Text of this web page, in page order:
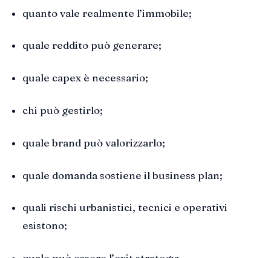
quanto vale realmente l’immobile;
quale reddito può generare;
quale capex è necessario;
chi può gestirlo;
quale brand può valorizzarlo;
quale domanda sostiene il business plan;
quali rischi urbanistici, tecnici e operativi
esistono;